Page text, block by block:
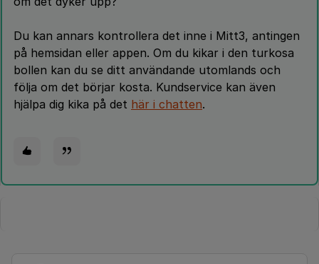
Du kan annars kontrollera det inne i Mitt3, antingen
på hemsidan eller appen. Om du kikar i den turkosa
bollen kan du se ditt användande utomlands och
följa om det börjar kosta. Kundservice kan även
hjälpa dig kika på det här i chatten.